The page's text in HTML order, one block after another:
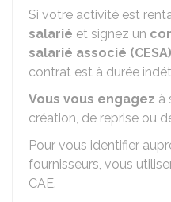
Si votre activité est
salarié et signez un
salarié associé (CESA)
contrat est à durée
Vous vous engagez à
création, de reprise ou
Pour vous identifier
fournisseurs, vous
CAE.